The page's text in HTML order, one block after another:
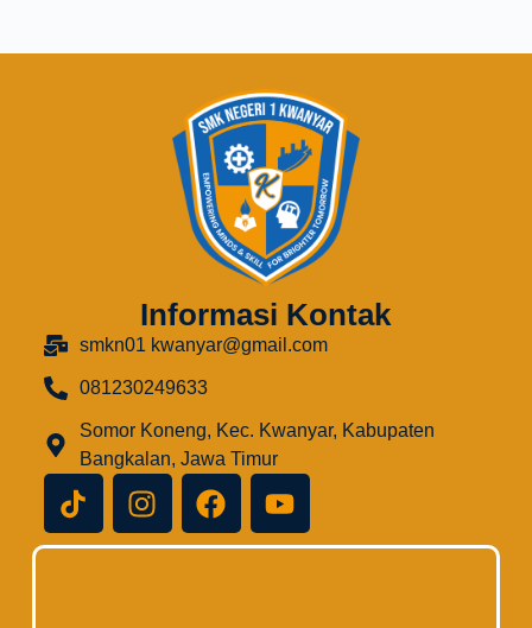
Informasi Kontak
smkn01 kwanyar@gmail.com
081230249633
Somor Koneng, Kec. Kwanyar, Kabupaten
Bangkalan, Jawa Timur